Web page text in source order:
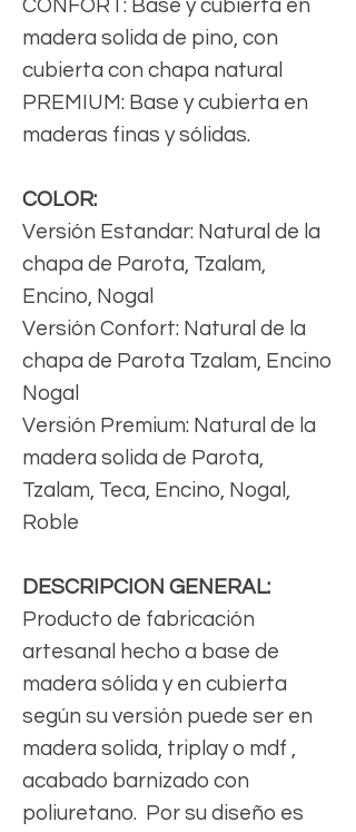
CONFORT: Base y cubierta en
madera solida de pino, con
cubierta con chapa natural
PREMIUM: Base y cubierta en
maderas finas y sólidas.
COLOR:
Versión Estandar: Natural de la
chapa de Parota, Tzalam,
Encino, Nogal
Versión Confort: Natural de la
chapa de Parota Tzalam, Encino
Nogal
Versión Premium: Natural de la
madera solida de Parota,
Tzalam, Teca, Encino, Nogal,
Roble
DESCRIPCION GENERAL:
Producto de fabricación
artesanal hecho a base de
madera sólida y en cubierta
según su versión puede ser en
madera solida, triplay o mdf ,
acabado barnizado con
poliuretano. Por su diseño es